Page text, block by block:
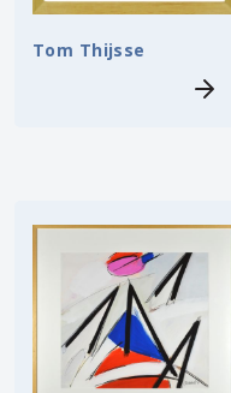
Tom Thijsse